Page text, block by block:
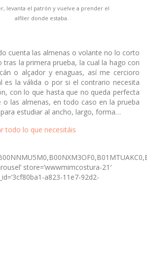
levanta el patrón y vuelve a prender el
alfiler donde estaba.
cuenta las almenas o volante no lo corto
la primera prueba, la cual la hago con
o alçador y enaguas, así me cercioro
es la válida o por si el contrario necesita
con lo que hasta que no queda perfecta
las almenas, en todo caso en la prueba
estudiar al ancho, largo, forma…
todo lo que necesitáis
store=’wwwmimcostura-21′
a823-11e7-92d2-